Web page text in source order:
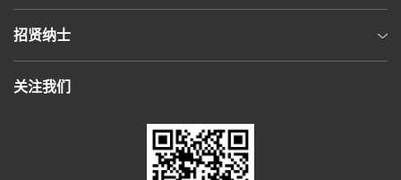
招贤纳士
关注我们